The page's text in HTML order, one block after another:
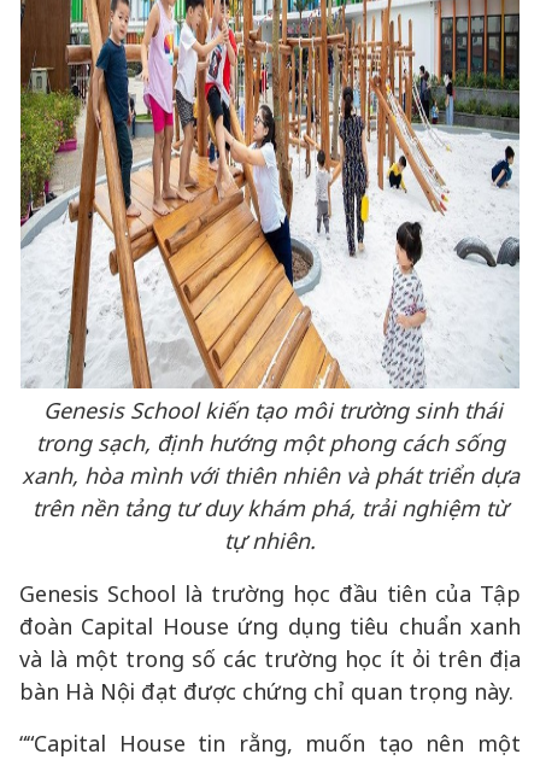
Genesis Schoolkiến tạo môi trường sinh thái
trong sạch, định hướng một phong cách sống
xanh, hòa mình với thiên nhiên và phát triển dựa
trên nền tảng tư duy khám phá, trải nghiệm từ
tự nhiên.
Genesis School là trường học đầu tiên của Tập
đoàn Capital House ứng dụng tiêu chuẩn xanh
và là một trong số các trường học ít ỏi trên địa
bàn Hà Nội đạt được chứng chỉ quan trọng này.
““Capital House tin rằng, muốn tạo nên một